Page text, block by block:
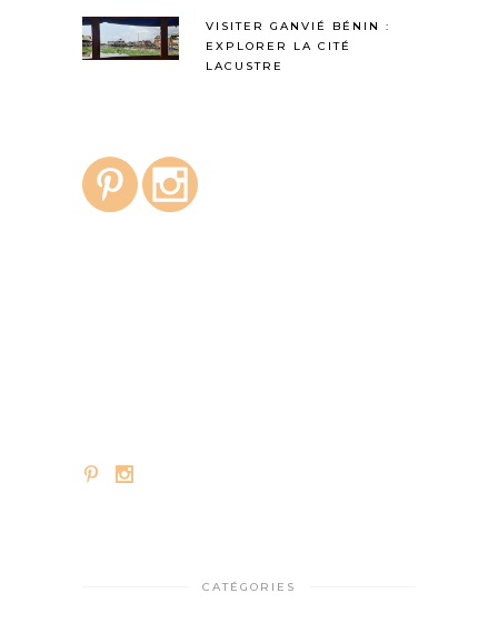
VISITER GANVIÉ BÉNIN :
EXPLORER LA CITÉ
LACUSTRE
CATÉGORIES